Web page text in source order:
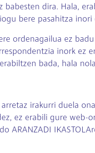
dira. Hala,
bere pasahitza inori
ordenagailua ez
inork ez
bada, hala
irakurri duela
ez erabili gure
ARANZADI